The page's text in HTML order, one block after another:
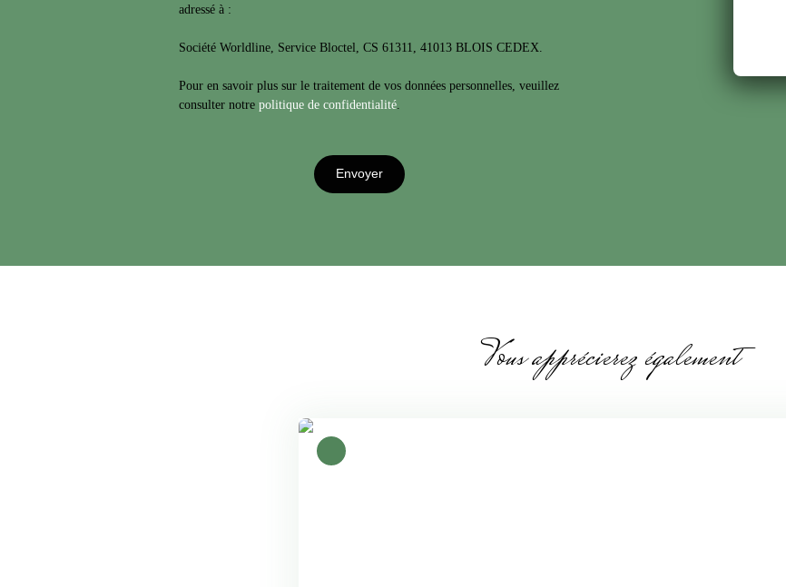
adressé à :
Société Worldline, Service Bloctel, CS 61311, 41013 BLOIS CEDEX.
Pour en savoir plus sur le traitement de vos données personnelles, veuillez
consulter notre politique de confidentialité
Envoyer
Vous apprécierez également